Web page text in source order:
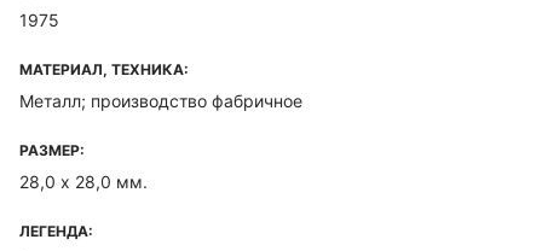
1975
МАТЕРИАЛ, ТЕХНИКА:
Металл; производство фабричное
РАЗМЕР:
28,0 х 28,0 мм.
ЛЕГЕНДА: